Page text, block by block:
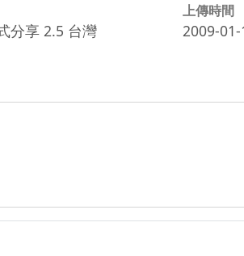
分享 2.5 台灣
上傳時間
2009-01-